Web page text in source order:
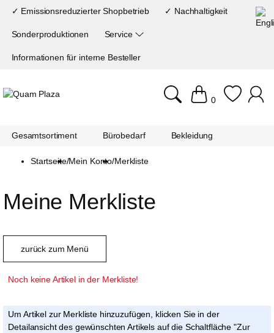
✓ Emissionsreduzierter Shopbetrieb ✓ Nachhaltigkeit
Sonderproduktionen Service
Informationen für interne Besteller
0
Gesamtsortiment Bürobedarf Bekleidung
Startseite/Mein Konto/Merkliste
Meine Merkliste
zurück zum Menü
Noch keine Artikel in der Merkliste!
Um Artikel zur Merkliste hinzuzufügen, klicken Sie in der
Detailansicht des gewünschten Artikels auf die Schaltfläche "Zur